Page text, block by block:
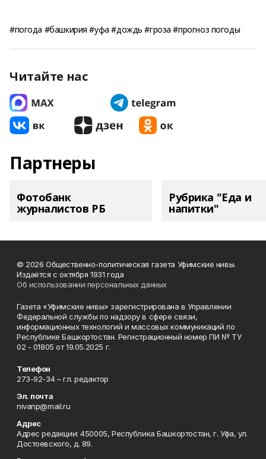
#погода #башкирия #уфа #дождь #гроза #прогноз погоды
Читайте нас
Партнеры
Фотобанк
журналистов РБ
Рубрика "Еда и
напитки"
© 2026 Общественно-политическая газета Уфимские нивы.
Издаётся с октября 1931 года
Об использовании персональных данных
Газета «Уфимские нивы» зарегистрирована в Управлении
Федеральной службы по надзору в сфере связи,
информационных технологий и массовых коммуникаций по
Республике Башкортостан. Регистрационный номер ПИ № ТУ
02 - 01805 от 19.05.2025 г.
Телефон
273-92-34 – гл. редактор
Эл. почта
nivanp@mail.ru
Адрес
Адрес редакции: 450005, Республика Башкортостан, г. Уфа, ул.
Достоевского, д. 89.